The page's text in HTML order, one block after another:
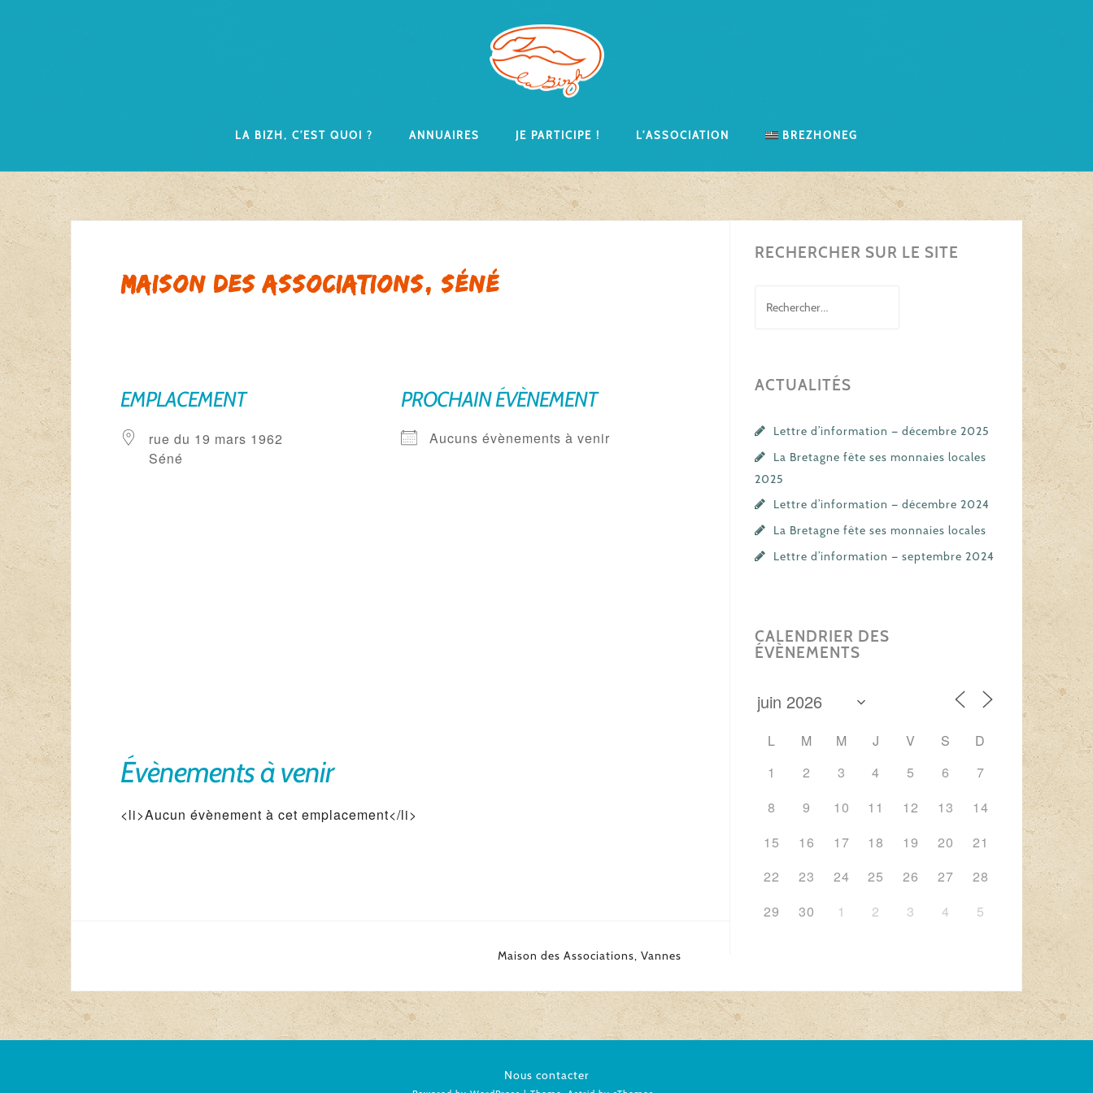
La Bizh, c’est quoi ? Annuaires Je participe ! L’association Brezhoneg
Maison des associations, Séné
EMPLACEMENT
rue du 19 mars 1962
Séné
PROCHAIN ÉVÈNEMENT
Aucuns évènements à venir
Évènements à venir
<li>Aucun évènement à cet emplacement</li>
l’article
Maison des Associations, Vannes
RECHERCHER SUR LE SITE
ACTUALITÉS
Lettre d’information — décembre 2025
La Bretagne fête ses monnaies locales
2025
Lettre d’information — décembre 2024
La Bretagne fête ses monnaies locales
Lettre d’information — septembre 2024
CALENDRIER DES
ÉVÈNEMENTS
L M M J V S
D
1
2 3 4 5 6
7
8
9 10 11 12 13
14
15
16 17 18 19 20
21
22
23 24 25 26 27
28
29
30 1 2 3 4 5
Nous contacter